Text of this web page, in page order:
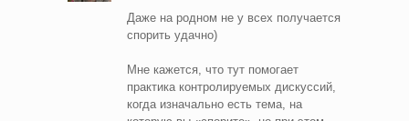
Даже на родном не у всех получается
спорить удачно)
Мне кажется, что тут помогает
практика контролируемых дискуссий,
когда изначально есть тема, на